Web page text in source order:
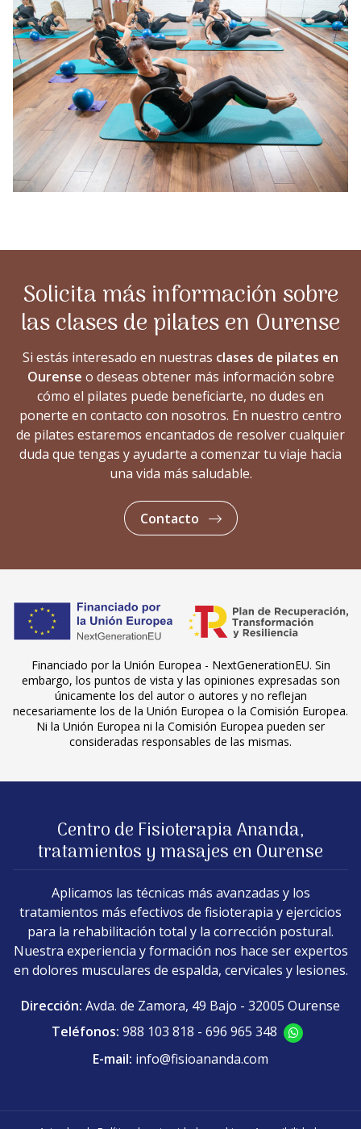
Solicita más información sobre
las clases de pilates en Ourense
Si estás interesado en nuestras clases de pilates en
Ourense o deseas obtener más información sobre
cómo el pilates puede beneficiarte, no dudes en
ponerte en contacto con nosotros. En nuestro centro
de pilates estaremos encantados de resolver cualquier
duda que tengas y ayudarte a comenzar tu viaje hacia
una vida más saludable.
Contacto
Financiado por la Unión Europea - NextGenerationEU. Sin
embargo, los puntos de vista y las opiniones expresadas son
únicamente los del autor o autores y no reflejan
necesariamente los de la Unión Europea o la Comisión Europea.
Ni la Unión Europea ni la Comisión Europea pueden ser
consideradas responsables de las mismas.
Centro de Fisioterapia Ananda,
tratamientos y masajes en Ourense
Aplicamos las técnicas más avanzadas y los
tratamientos más efectivos de fisioterapia y ejercicios
para la rehabilitación total y la corrección postural.
Nuestra experiencia y formación nos hace ser expertos
en dolores musculares de espalda, cervicales y lesiones.
Dirección: Avda. de Zamora, 49 Bajo - 32005 Ourense
Teléfonos: 988 103 818 - 696 965 348
E-mail: info@fisioananda.com